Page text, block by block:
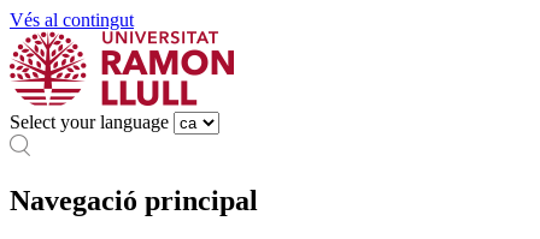
Vés al contingut
Select your language
Navegació principal